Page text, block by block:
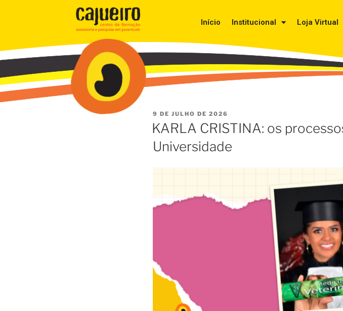
Início Institucional Loja Virtual
9 DE JULHO DE 2026
KARLA CRISTINA: os
Universidade